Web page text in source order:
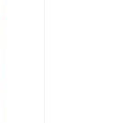
vez